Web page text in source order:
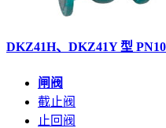
DKZ41H、DKZ41Y 型
闸阀
截止阀
止回阀